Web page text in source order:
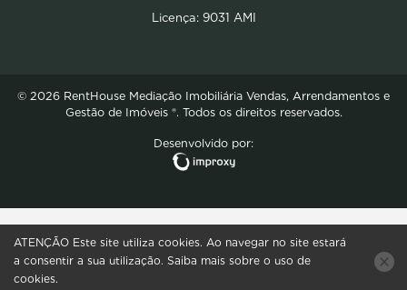
ATENÇÃO Este site utiliza cookies. Ao navegar no site estará
a consentir a sua utilização. Saiba mais sobre o uso de
cookies.
Licença: 9031 AMI
© 2026 RentHouse Mediação Imobiliária Vendas, Arrendamentos e
Gestão de Imóveis ®. Todos os direitos reservados.
Desenvolvido por: